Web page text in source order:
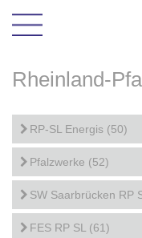
Rheinland-
RP-SL Energis (50)
Pfalzwerke (52)
SW Saarbrücken RP
FES RP SL (61)